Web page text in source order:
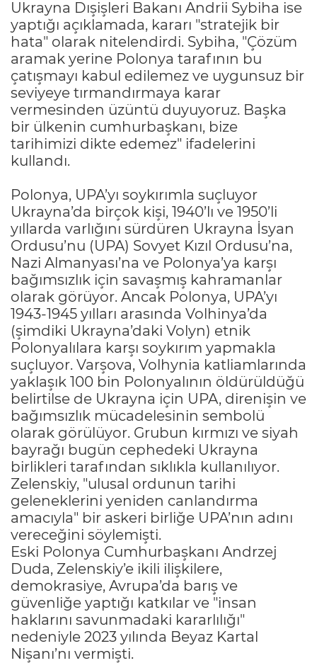
Ukrayna Dışişleri Bakanı Andrii Sybiha ise
yaptığı açıklamada, kararı "stratejik bir
hata" olarak nitelendirdi. Sybiha, "Çözüm
aramak yerine Polonya tarafının bu
çatışmayı kabul edilemez ve uygunsuz bir
seviyeye tırmandırmaya karar
vermesinden üzüntü duyuyoruz. Başka
bir ülkenin cumhurbaşkanı, bize
tarihimizi dikte edemez" ifadelerini
kullandı.
Polonya, UPA’yı soykırımla suçluyor
Ukrayna’da birçok kişi, 1940’lı ve 1950’li
yıllarda varlığını sürdüren Ukrayna İsyan
Ordusu’nu (UPA) Sovyet Kızıl Ordusu’na,
Nazi Almanyası’na ve Polonya’ya karşı
bağımsızlık için savaşmış kahramanlar
olarak görüyor. Ancak Polonya, UPA’yı
1943-1945 yılları arasında Volhinya’da
(şimdiki Ukrayna’daki Volyn) etnik
Polonyalılara karşı soykırım yapmakla
suçluyor. Varşova, Volhynia katliamlarında
yaklaşık 100 bin Polonyalının öldürüldüğü
belirtilse de Ukrayna için UPA, direnişin ve
bağımsızlık mücadelesinin sembolü
olarak görülüyor. Grubun kırmızı ve siyah
bayrağı bugün cephedeki Ukrayna
birlikleri tarafından sıklıkla kullanılıyor.
Zelenskiy, "ulusal ordunun tarihi
geleneklerini yeniden canlandırma
amacıyla" bir askeri birliğe UPA’nın adını
vereceğini söylemişti.
Eski Polonya Cumhurbaşkanı Andrzej
Duda, Zelenskiy’e ikili ilişkilere,
demokrasiye, Avrupa’da barış ve
güvenliğe yaptığı katkılar ve "insan
haklarını savunmadaki kararlılığı"
nedeniyle 2023 yılında Beyaz Kartal
Nişanı’nı vermişti.